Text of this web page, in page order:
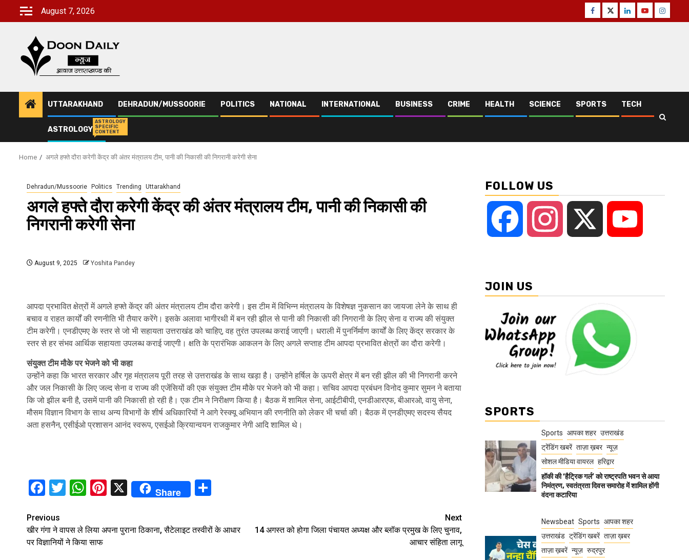
August 7, 2026 Facebook
TwitterLinkedinYoutube
UTTARAKHAND DEHRADUN/MUSSOORIE POLITICS NATIONAL INTERNATIONAL BUSINESS CRIME HEALTH SCIENCE SPORTS TECH
ASTROLOGY
ASTROLOGY
SPECIFIC
CONTENT
Home अगले हफ्ते दौरा करेगी केंद्र की अंतर मंत्रालय टीम, पानी की निकासी की निगरानी करेगी सेना
Dehradun/Mussoorie Politics Trending Uttarakhand
अगले हफ्ते दौरा करेगी केंद्र की अंतर मंत्रालय टीम, पानी की निकासी की
निगरानी करेगी सेना
August 9, 2025 Yoshita Pandey
आपदा प्रभावित क्षेत्रों में अगले हफ्ते केंद्र की अंतर मंत्रालय टीम दौरा करेगी। इस टीम में विभिन्न मंत्रालय के विशेषज्ञ नुकसान का जायजा लेने के साथ ही
बचाव व राहत कार्यों की रणनीति भी तैयार करेंगे। इसके अलावा भागीरथी में बन रही झील से पानी की निकासी की निगरानी के लिए सेना व राज्य की संयुक्त
टीम करेगी। एनडीएमए के स्तर से जो भी सहायता उत्तराखंड को चाहिए, वह तुरंत उपलब्ध कराई जाएगी। धराली में पुनर्निर्माण कार्यों के लिए केंद्र सरकार के
स्तर से हर संभव आर्थिक सहायता उपलब्ध कराई जाएगी। क्षति के प्रारंभिक आकलन के लिए अगले सप्ताह टीम आपदा प्रभावित क्षेत्रों का दौरा करेगी।
संयुक्त टीम मौके पर भेजने को भी कहा
उन्होंने कहा कि भारत सरकार और गृह मंत्रालय पूरी तरह से उत्तराखंड के साथ खड़ा है। उन्होंने हर्षिल के ऊपरी क्षेत्र में बन रही झील की भी निगरानी करने
और जल निकासी के लिए जल्द सेना व राज्य की एजेंसियों की एक संयुक्त टीम मौके पर भेजने को भी कहा। सचिव आपदा प्रबंधन विनोद कुमार सुमन ने बताया
कि जो झील बनी है, उसमें पानी की निकासी हो रही है। एक टीम ने निरीक्षण किया है। बैठक में शामिल सेना, आईटीबीपी, एनडीआरएफ, बीआरओ, वायु सेना,
मौसम विज्ञान विभाग के साथ अन्य विभागों के शीर्ष अधिकारियों ने आगे रेस्क्यू अभियान की रणनीति को लेकर भी चर्चा की। बैठक में एनडीएमए सदस्य सैयद
अता हसनैन, एसीईओ प्रशासन आनंद स्वरूप, एसईओ क्रियान्वयन राजकुमार नेगी आदि शामिल थे।
Facebook
Twitter
WhatsApp
Pinterest
X Share
Continue
Reading
Previous
खीर गंगा ने वापस ले लिया अपना पुराना ठिकाना, सैटेलाइट तस्वीरों के आधार
पर विज्ञानियों ने किया साफ
Next
14 अगस्त को होगा जिला पंचायत अध्यक्ष और ब्लॉक प्रमुख के लिए चुनाव,
आचार संहिता लागू
FOLLOW US
Facebook Instagram
JOIN US
SPORTS
Sports आपका शहर उत्तराखंड
ट्रेंडिंग खबरें ताज़ा ख़बर न्यूज़
सोशल मीडिया वायरल हरिद्वार
हॉकी की ‘हैट्रिक गर्ल’ को राष्ट्रपति भवन से आया
निमंत्रण, स्वतंत्रता दिवस समारोह में शामिल होंगी
वंदना कटारिया
Newsbeat Sports आपका शहर
उत्तराखंड ट्रेंडिंग खबरें ताज़ा ख़बर
ताज़ा ख़बरें न्यूज़ रुद्रपुर